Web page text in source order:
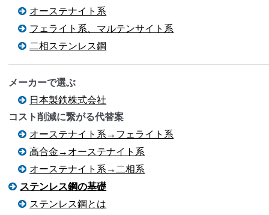
オーステナイト系
フェライト系、マルテンサイト系
二相ステンレス鋼
メーカーで選ぶ
日本製鉄株式会社
コスト削減に繋がる代替案
オーステナイト系→フェライト系
高合金→オーステナイト系
オーステナイト系→二相系
ステンレス鋼の基礎
ステンレス鋼とは